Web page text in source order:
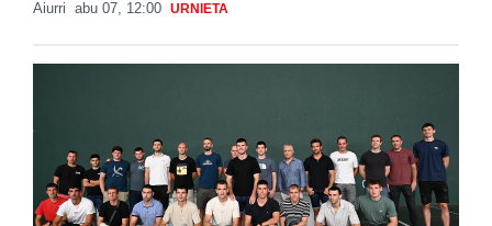
Aiurri abu 07, 12:00 URNIETA